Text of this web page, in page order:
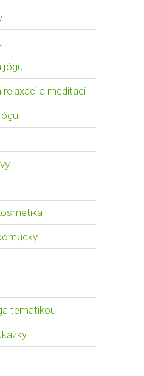
jógu
relaxaci a meditaci
tematikou